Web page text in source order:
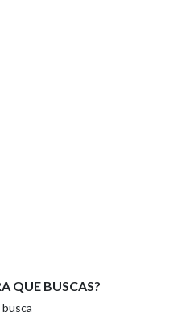
vixente en materia de
Persoal, a Real Academia
que faciliten o seu correo
outra información de carácter
obxecto de tratamento
e incorporados aos seus
os usuarios poderán exercer o
oposición e cancelación dos
connosco.
da política de
na imaxe:
QUE BUSCAS?